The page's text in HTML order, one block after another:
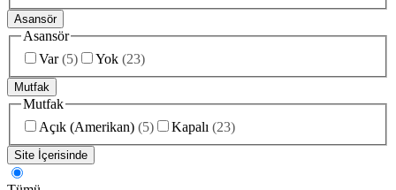
Asansör
Asansör
Var (5) Yok (23)
Mutfak
Mutfak
Açık (Amerikan) (5) Kapalı (23)
Site İçerisinde